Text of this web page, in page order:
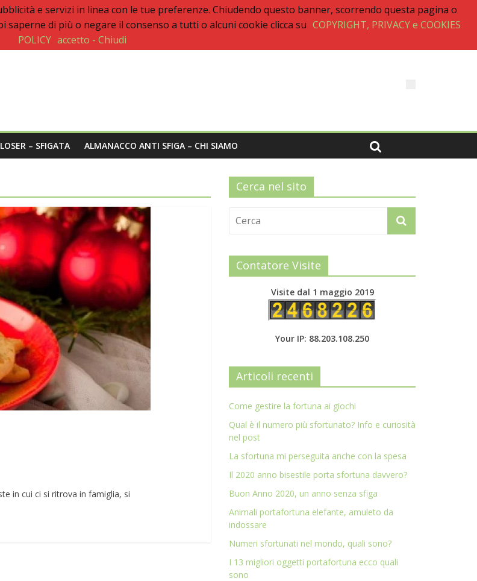
LOSER – SFIGATA ALMANACCO ANTI SFIGA – CHI SIAMO
in cui ci si ritrova in famiglia, si
Cerca nel sito
Contatore Visite
Visite dal 1 maggio 2019
Your IP: 88.203.108.250
Articoli recenti
Come gestire la fortuna ai giochi
Qual è il numero più sfortunato? Info e curiosità
nel post
La sfortuna mi perseguita anche con la spesa
Il 2020 anno bisestile porta sfortuna davvero?
Buon Anno 2020, un anno senza sfiga
Animali portafortuna elefante, amuleto da
indossare
Numeri sfortunati nel mondo, quali sono?
I 13 migliori oggetti portafortuna ecco quali
sono
e servizi in linea con le tue preferenze. Chiudendo questo banner, scorrendo questa pagina o
saperne di più o negare il consenso a tutti o alcuni cookie clicca su COPYRIGHT, PRIVACY e COOKIES
POLICY accetto - Chiudi